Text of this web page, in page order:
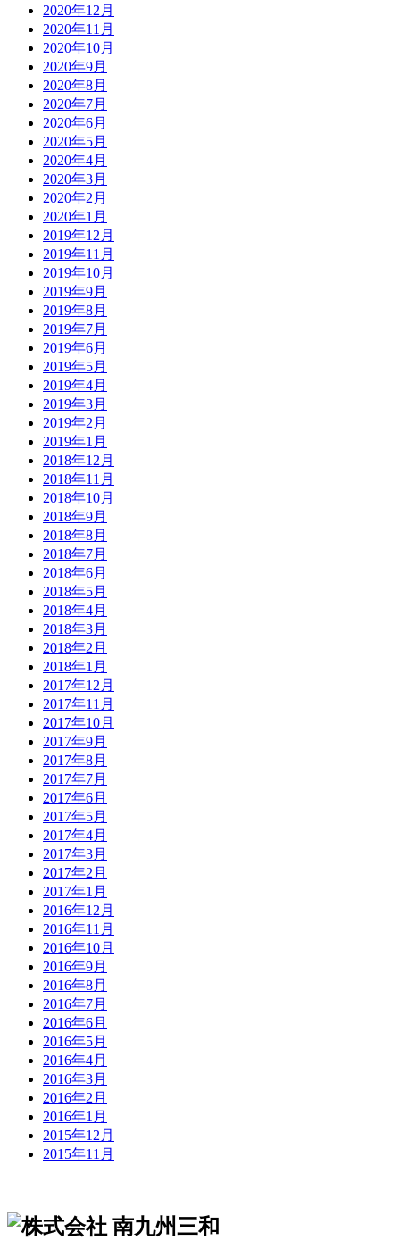
2020年12月
2020年11月
2020年10月
2020年9月
2020年8月
2020年7月
2020年6月
2020年5月
2020年4月
2020年3月
2020年2月
2020年1月
2019年12月
2019年11月
2019年10月
2019年9月
2019年8月
2019年7月
2019年6月
2019年5月
2019年4月
2019年3月
2019年2月
2019年1月
2018年12月
2018年11月
2018年10月
2018年9月
2018年8月
2018年7月
2018年6月
2018年5月
2018年4月
2018年3月
2018年2月
2018年1月
2017年12月
2017年11月
2017年10月
2017年9月
2017年8月
2017年7月
2017年6月
2017年5月
2017年4月
2017年3月
2017年2月
2017年1月
2016年12月
2016年11月
2016年10月
2016年9月
2016年8月
2016年7月
2016年6月
2016年5月
2016年4月
2016年3月
2016年2月
2016年1月
2015年12月
2015年11月